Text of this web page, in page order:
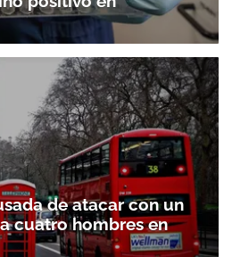
de atacar con un
cuatro hombres en